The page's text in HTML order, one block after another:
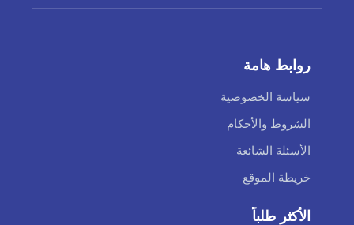
روابط هامة
سياسة الخصوصية
الشروط والأحكام
الأسئلة الشائعة
خريطة الموقع
الأكثر طلباً